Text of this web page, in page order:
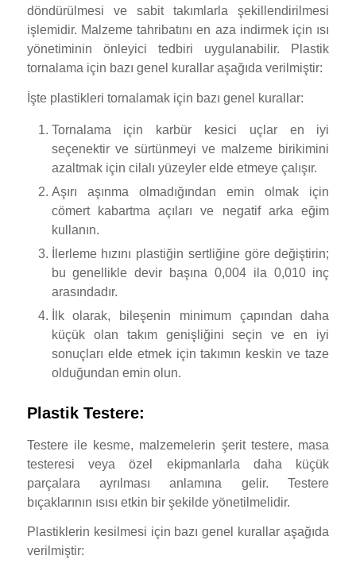
döndürülmesi ve sabit takımlarla şekillendirilmesi
işlemidir. Malzeme tahribatını en aza indirmek için ısı
yönetiminin önleyici tedbiri uygulanabilir. Plastik
tornalama için bazı genel kurallar aşağıda verilmiştir:
İşte plastikleri tornalamak için bazı genel kurallar:
Tornalama için karbür kesici uçlar en iyi
seçenektir ve sürtünmeyi ve malzeme birikimini
azaltmak için cilalı yüzeyler elde etmeye çalışır.
Aşırı aşınma olmadığından emin olmak için
cömert kabartma açıları ve negatif arka eğim
kullanın.
İlerleme hızını plastiğin sertliğine göre değiştirin;
bu genellikle devir başına 0,004 ila 0,010 inç
arasındadır.
İlk olarak, bileşenin minimum çapından daha
küçük olan takım genişliğini seçin ve en iyi
sonuçları elde etmek için takımın keskin ve taze
olduğundan emin olun.
Plastik Testere:
Testere ile kesme, malzemelerin şerit testere, masa
testeresi veya özel ekipmanlarla daha küçük
parçalara ayrılması anlamına gelir. Testere
bıçaklarının ısısı etkin bir şekilde yönetilmelidir.
Plastiklerin kesilmesi için bazı genel kurallar aşağıda
verilmiştir: